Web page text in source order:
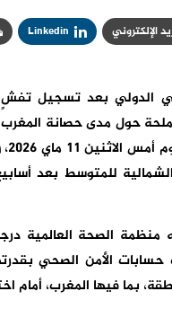
الإلكتروني Linkedin
الدولي بعد تسجيل
حول مدى حصانة
للمتوسط بعد
الصحة العالمية
الأمن الصحي
بما فيها المغرب، أمام